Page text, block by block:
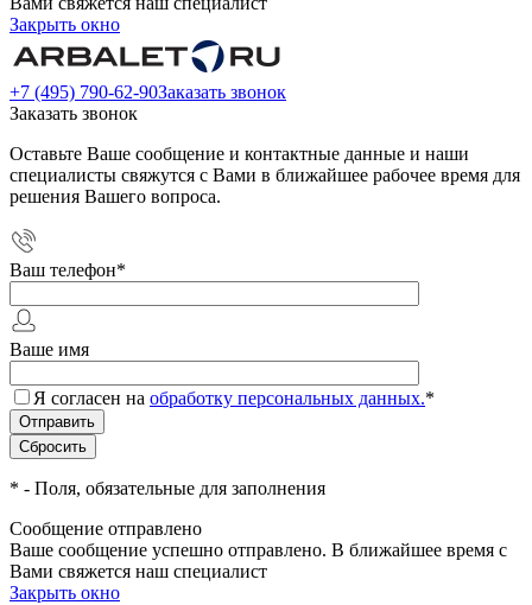
Закрыть окно
+7 (495) 790-62-90Заказать звонок
Заказать звонок
Оставьте Ваше сообщение и контактные данные и наши
специалисты свяжутся с Вами в ближайшее рабочее время для
решения Вашего вопроса.
Ваш телефон*
Ваше имя
Я согласен на обработку персональных данных.*
* - Поля, обязательные для заполнения
Сообщение отправлено
Ваше сообщение успешно отправлено. В ближайшее время с
Вами свяжется наш специалист
Закрыть окно